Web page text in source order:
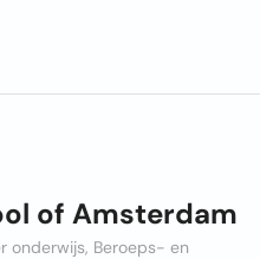
of Amsterdam
onderwijs, Beroeps- en